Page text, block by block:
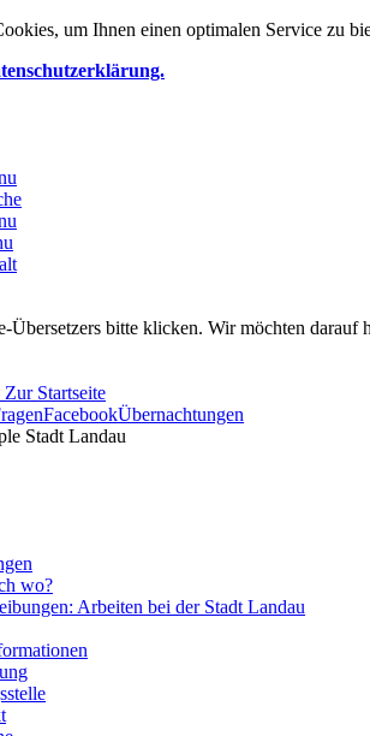
, um Ihnen einen optimalen Service zu
Übersetzers bitte klicken. Wir möchten
FacebookÜbernachtungen
wo?
Arbeiten bei der Stadt Landau